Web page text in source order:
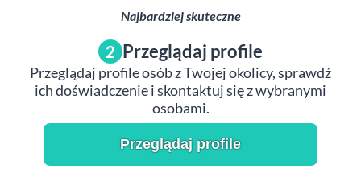
Najbardziej skuteczne
2 Przeglądaj profile
Przeglądaj profile osób z Twojej okolicy, sprawdź
ich doświadczenie i skontaktuj się z wybranymi
osobami.
Przeglądaj profile